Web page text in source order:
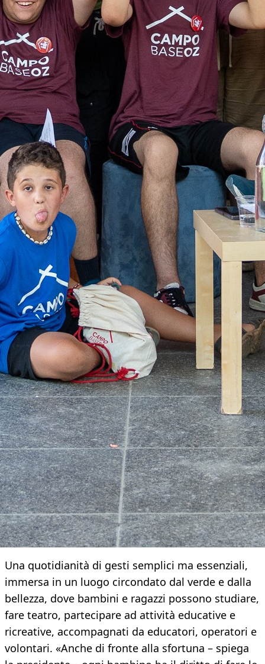
Una quotidianità di gesti semplici ma essenziali,
immersa in un luogo circondato dal verde e dalla
bellezza, dove bambini e ragazzi possono studiare,
fare teatro, partecipare ad attività educative e
ricreative, accompagnati da educatori, operatori e
volontari. «Anche di fronte alla sfortuna – spiega